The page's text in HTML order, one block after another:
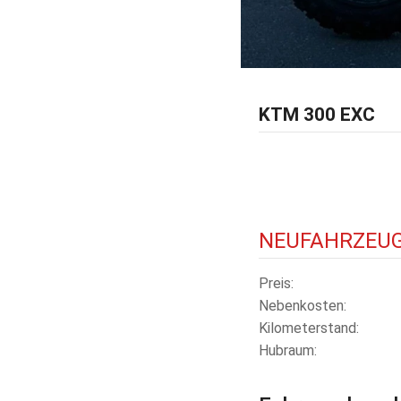
KTM 300 EXC
Preis
Nebenkosten
Kilometerstand
Hubraum